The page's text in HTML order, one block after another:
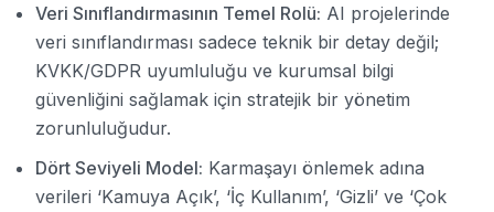
Veri Sınıflandırmasının Temel Rolü: AI projelerinde
veri sınıflandırması sadece teknik bir detay değil;
KVKK/GDPR uyumluluğu ve kurumsal bilgi
güvenliğini sağlamak için stratejik bir yönetim
zorunluluğudur.
Dört Seviyeli Model: Karmaşayı önlemek adına
verileri ‘Kamuya Açık’, ‘İç Kullanım’, ‘Gizli’ ve ‘Çok